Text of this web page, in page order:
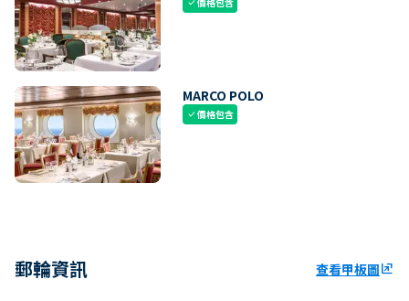
check
MARCO POLO
check價格包含
郵輪資訊 查看甲板圖ungroup